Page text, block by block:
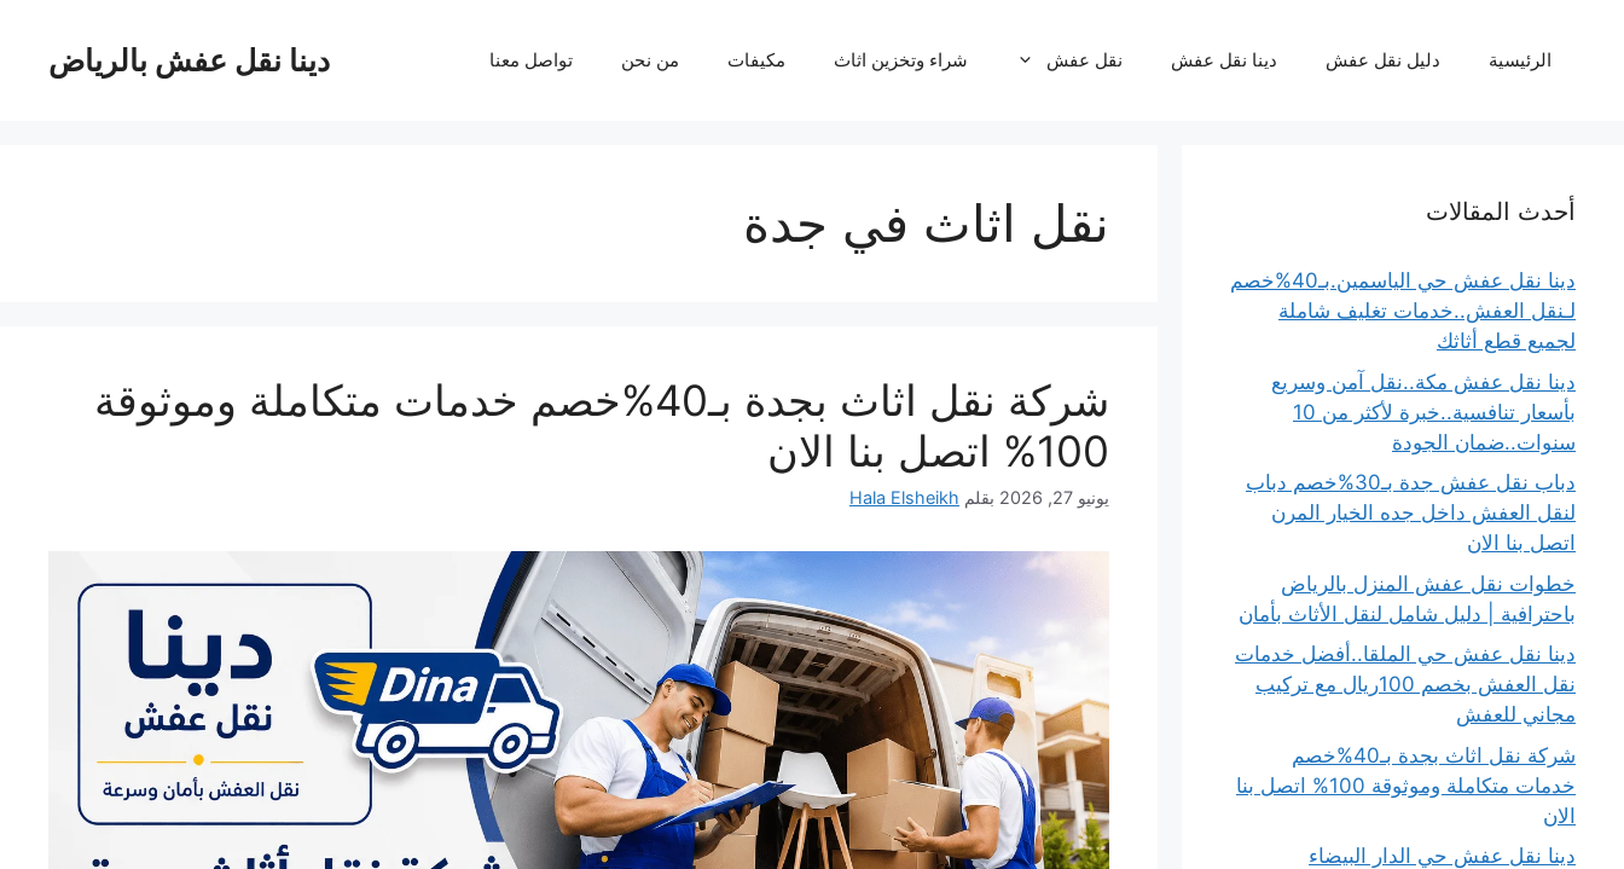
دينا نقل عفش بالرياض الرئيسية دليل نقل عفش دينا نقل عفش نقل عفش شراء وتخزين اثاث مكيفات من نحن تواصل معنا
نقل اثاث في جدة
شركة نقل اثاث بجدة بـ40%خصم خدمات متكاملة وموثوقة
100% اتصل بنا الان
يونيو 27, 2026 بقلم Hala Elsheikh
أحدث المقالات
دينا نقل عفش حي الياسمين.بـ40%خصم
لـنقل العفش..خدمات تغليف شاملة
لجميع قطع أثاثك
دينا نقل عفش مكة..نقل آمن وسريع
بأسعار تنافسية..خبرة لأكثر من 10
سنوات..ضمان الجودة
دباب نقل عفش جدة بـ30%خصم دباب
لنقل العفش داخل جده الخيار المرن
اتصل بنا الان
خطوات نقل عفش المنزل بالرياض
باحترافية | دليل شامل لنقل الأثاث بأمان
دينا نقل عفش حي الملقا..أفضل خدمات
نقل العفش بخصم 100ريال مع تركيب
مجاني للعفش
شركة نقل اثاث بجدة بـ40%خصم
خدمات متكاملة وموثوقة 100% اتصل بنا
الان
دينا نقل عفش حي الدار البيضاء